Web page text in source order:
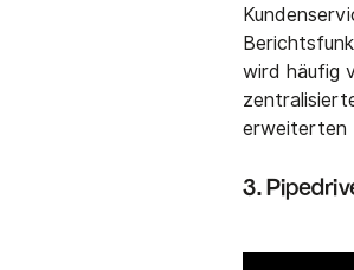
wird häufig
erweiterten
3.